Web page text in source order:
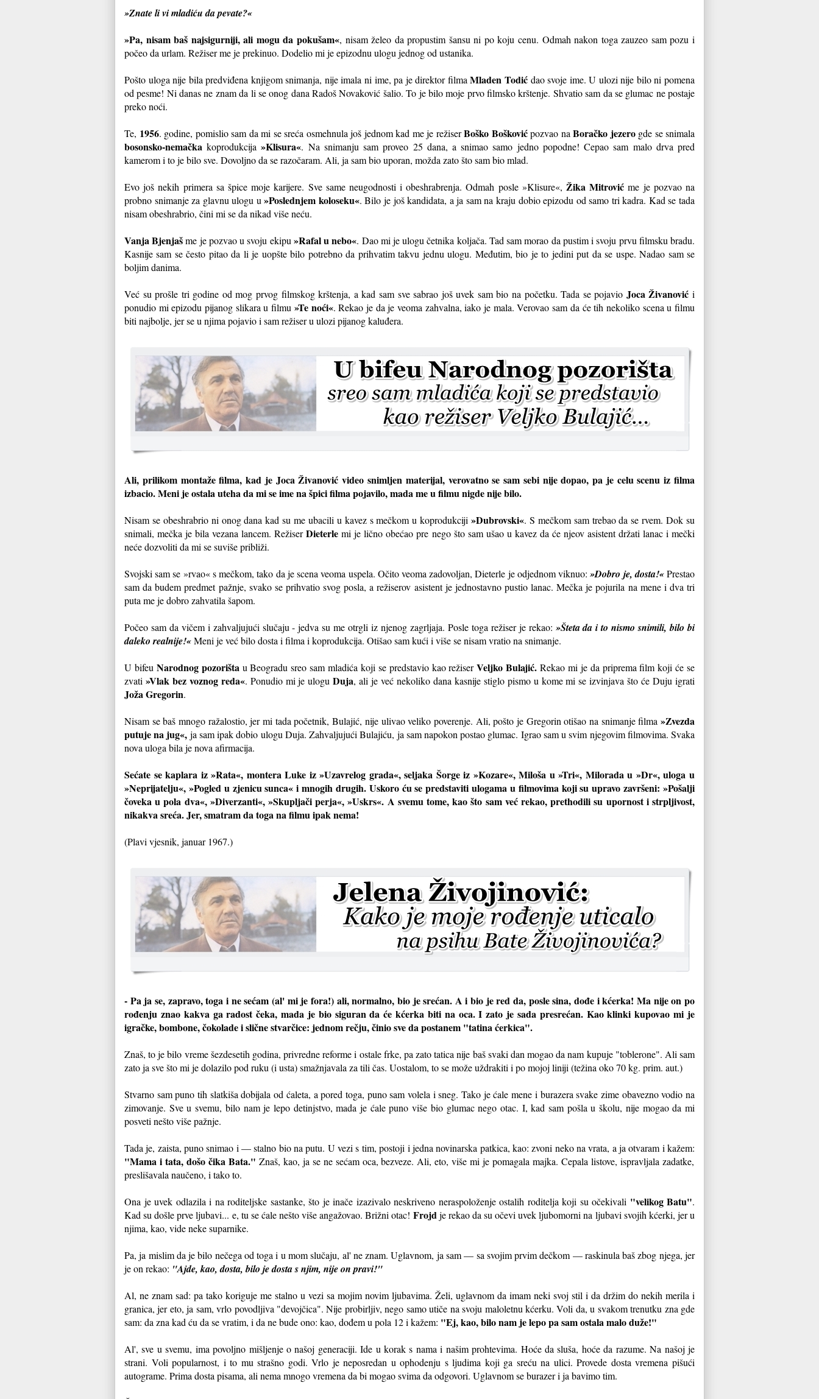
»Znate li vi mladiću da pevate?«
»Pa, nisam baš najsigurniji, ali mogu da pokušam«, nisam želeo da propustim šansu ni po koju cenu. Odmah nakon toga zauzeo sam pozu i
počeo da urlam. Režiser me je prekinuo. Dodelio mi je epizodnu ulogu jednog od ustanika.
Pošto uloga nije bila predviđena knjigom snimanja, nije imala ni ime, pa je direktor filmaMladen Todić dao svoje ime. U ulozi nije bilo ni pomena
od pesme! Ni danas ne znam da li se onog dana Radoš Novaković šalio. To je bilo moje prvo filmsko krštenje. Shvatio sam da se glumac ne postaje
preko noći.
Te, 1956. godine, pomislio sam da mi se sreća osmehnula još jednom kad me je režiserBoško Boškovićpozvao na Boračko jezerogde se snimala
bosonsko-nemačka koprodukcija»Klisura«. Na snimanju sam proveo 25 dana, a snimao samo jedno popodne! Cepao sam malo drva pred
kamerom i to je bilo sve. Dovoljno da se razočaram. Ali, ja sam bio uporan, možda zato što sam bio mlad.
Evo još nekih primera sa špice moje karijere. Sve same neugodnosti i obeshrabrenja. Odmah posle »Klisure«, Žika Mitrović me je pozvao na
probno snimanje za glavnu ulogu u»Poslednjem koloseku«. Bilo je još kandidata, a ja sam na kraju dobio epizodu od samo tri kadra. Kad se tada
nisam obeshrabrio, čini mi se da nikad više neću.
Vanja Bjenjašme je pozvao u svoju ekipu »Rafal u nebo«. Dao mi je ulogu četnika koljača. Tad sam morao da pustim i svoju prvu filmsku bradu.
Kasnije sam se često pitao da li je uopšte bilo potrebno da prihvatim takvu jednu ulogu. Međutim, bio je to jedini put da se uspe. Nadao sam se
boljim danima.
Već su prošle tri godine od mog prvog filmskog krštenja, a kad sam sve sabrao još uvek sam bio na početku. Tada se pojavio Joca Živanović i
ponudio mi epizodu pijanog slikara u filmu »Te noći«. Rekao je da je veoma zahvalna, iako je mala. Verovao sam da će tih nekoliko scena u filmu
biti najbolje, jer se u njima pojavio i sam režiser u ulozi pijanog kaluđera.
Ali, prilikom montaže filma, kad je Joca Živanović video snimljen materijal, verovatno se sam sebi nije dopao, pa je celu scenu iz filma
izbacio. Meni je ostala uteha da mi se ime na špici filma pojavilo, mada me u filmu nigde nije bilo.
Nisam se obeshrabrio ni onog dana kad su me ubacili u kavez s mečkom u koprodukciji»Dubrovski«. S mečkom sam trebao da se rvem. Dok su
snimali, mečka je bila vezana lancem. RežiserDieterle mi je lično obećao pre nego što sam ušao u kavez da će njeov asistent držati lanac i mečki
neće dozvoliti da mi se suviše približi.
Svojski sam se »rvao« s mečkom, tako da je scena veoma uspela. Očito veoma zadovoljan, Dieterle je odjednom viknuo: »Dobro je, dosta!«Prestao
sam da budem predmet pažnje, svako se prihvatio svog posla, a režiserov asistent je jednostavno pustio lanac. Mečka je pojurila na mene i dva tri
puta me je dobro zahvatila šapom.
Počeo sam da vičem i zahvaljujući slučaju - jedva su me otrgli iz njenog zagrljaja. Posle toga režiser je rekao: »Šteta da i to nismo snimili, bilo bi
daleko realnije!«Meni je već bilo dosta i filma i koprodukcija. Otišao sam kući i više se nisam vratio na snimanje.
U bifeu Narodnog pozorišta u Beogradu sreo sam mladića koji se predstavio kao režiserVeljko Bulajić. Rekao mi je da priprema film koji će se
zvati »Vlak bez voznog reda«. Ponudio mi je uloguDuja, ali je već nekoliko dana kasnije stiglo pismo u kome mi se izvinjava što će Duju igrati
Joža Gregorin.
Nisam se baš mnogo ražalostio, jer mi tada početnik, Bulajić, nije ulivao veliko poverenje. Ali, pošto je Gregorin otišao na snimanje filma »Zvezda
putuje na jug«, ja sam ipak dobio ulogu Duja. Zahvaljujući Bulajiću, ja sam napokon postao glumac. Igrao sam u svim njegovim filmovima. Svaka
nova uloga bila je nova afirmacija.
Sećate se kaplara iz »Rata«, montera Luke iz »Uzavrelog grada«, seljaka Šorge iz »Kozare«, Miloša u »Tri«, Milorada u »Dr«, uloga u
»Neprijatelju«, »Pogled u zjenicu sunca« i mnogih drugih. Uskoro ću se predstaviti ulogama u filmovima koji su upravo završeni: »Pošalji
čoveka u pola dva«, »Diverzanti«, »Skupljači perja«, »Uskrs«. A svemu tome, kao što sam već rekao, prethodili su upornost i strpljivost,
nikakva sreća. Jer, smatram da toga na filmu ipak nema!
(Plavi vjesnik, januar 1967.)
- Pa ja se, zapravo, toga i ne sećam (al' mi je fora!) ali, normalno, bio je srećan. A i bio je red da, posle sina, dođe i kćerka! Ma nije on po
rođenju znao kakva ga radost čeka, mada je bio siguran da će kćerka biti na oca. I zato je sada presrećan. Kao klinki kupovao mi je
igračke, bombone, čokolade i slične stvarčice: jednom rečju, činio sve da postanem "tatina ćerkica".
Znaš, to je bilo vreme šezdesetih godina, privredne reforme i ostale frke, pa zato tatica nije baš svaki dan mogao da nam kupuje "toblerone". Ali sam
zato ja sve što mi je dolazilo pod ruku (i usta) smažnjavala za tili čas. Uostalom, to se može uždrakiti i po mojoj liniji (težina oko 70 kg. prim. aut.)
Stvarno sam puno tih slatkiša dobijala od ćaleta, a pored toga, puno sam volela i sneg. Tako je ćale mene i burazera svake zime obavezno vodio na
zimovanje. Sve u svemu, bilo nam je lepo detinjstvo, mada je ćale puno više bio glumac nego otac. I, kad sam pošla u školu, nije mogao da mi
posveti nešto više pažnje.
Tada je, zaista, puno snimao i — stalno bio na putu. U vezi s tim, postoji i jedna novinarska patkica, kao: zvoni neko na vrata, a ja otvaram i kažem:
"Mama i tata, došo čika Bata." Znaš, kao, ja se ne sećam oca, bezveze. Ali, eto, više mi je pomagala majka. Cepala listove, ispravljala zadatke,
preslišavala naučeno, i tako to.
Ona je uvek odlazila i na roditeljske sastanke, što je inače izazivalo neskriveno neraspoloženje ostalih roditelja koji su očekivali "velikog Batu".
Kad su došle prve ljubavi... e, tu se ćale nešto više angažovao. Brižni otac! Frojd je rekao da su očevi uvek ljubomorni na ljubavi svojih kćerki, jer u
njima, kao, vide neke suparnike.
Pa, ja mislim da je bilo nečega od toga i u mom slučaju, al' ne znam. Uglavnom, ja sam — sa svojim prvim dečkom — raskinula baš zbog njega, jer
je on rekao: "Ajde, kao, dosta, bilo je dosta s njim, nije on pravi!"
Al, ne znam sad: pa tako koriguje me stalno u vezi sa mojim novim ljubavima. Želi, uglavnom da imam neki svoj stil i da držim do nekih merila i
granica, jer eto, ja sam, vrlo povodljiva "devojčica". Nije probirljiv, nego samo utiče na svoju maloletnu kćerku. Voli da, u svakom trenutku zna gde
sam: da zna kad ću da se vratim, i da ne bude ono: kao, dođem u pola 12 i kažem: "Ej, kao, bilo nam je lepo pa sam ostala malo duže!"
Al', sve u svemu, ima povoljno mišljenje o našoj generaciji. Ide u korak s nama i našim prohtevima. Hoće da sluša, hoće da razume. Na našoj je
strani. Voli popularnost, i to mu strašno godi. Vrlo je neposredan u ophodenju s ljudima koji ga sreću na ulici. Provede dosta vremena pišući
autograme. Prima dosta pisama, ali nema mnogo vremena da bi mogao svima da odgovori. Uglavnom se burazer i ja bavimo tim.